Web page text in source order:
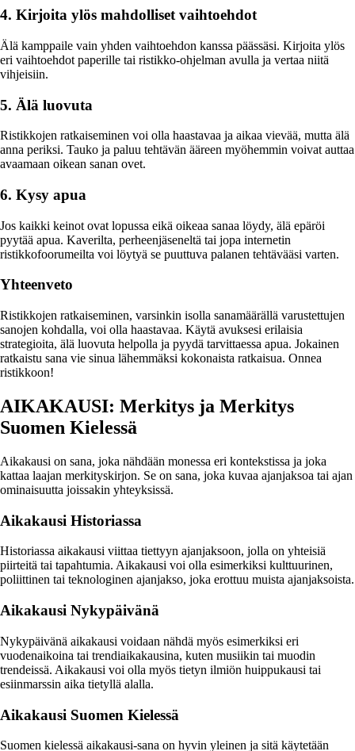
4. Kirjoita ylös mahdolliset vaihtoehdot
Älä kamppaile vain yhden vaihtoehdon kanssa päässäsi. Kirjoita ylös
eri vaihtoehdot paperille tai ristikko-ohjelman avulla ja vertaa niitä
vihjeisiin.
5. Älä luovuta
Ristikkojen ratkaiseminen voi olla haastavaa ja aikaa vievää, mutta älä
anna periksi. Tauko ja paluu tehtävän ääreen myöhemmin voivat auttaa
avaamaan oikean sanan ovet.
6. Kysy apua
Jos kaikki keinot ovat lopussa eikä oikeaa sanaa löydy, älä epäröi
pyytää apua. Kaverilta, perheenjäseneltä tai jopa internetin
ristikkofoorumeilta voi löytyä se puuttuva palanen tehtävääsi varten.
Yhteenveto
Ristikkojen ratkaiseminen, varsinkin isolla sanamäärällä varustettujen
sanojen kohdalla, voi olla haastavaa. Käytä avuksesi erilaisia
strategioita, älä luovuta helpolla ja pyydä tarvittaessa apua. Jokainen
ratkaistu sana vie sinua lähemmäksi kokonaista ratkaisua. Onnea
ristikkoon!
AIKAKAUSI: Merkitys ja Merkitys
Suomen Kielessä
Aikakausi on sana, joka nähdään monessa eri kontekstissa ja joka
kattaa laajan merkityskirjon. Se on sana, joka kuvaa ajanjaksoa tai ajan
ominaisuutta joissakin yhteyksissä.
Aikakausi Historiassa
Historiassa aikakausi viittaa tiettyyn ajanjaksoon, jolla on yhteisiä
piirteitä tai tapahtumia. Aikakausi voi olla esimerkiksi kulttuurinen,
poliittinen tai teknologinen ajanjakso, joka erottuu muista ajanjaksoista.
Aikakausi Nykypäivänä
Nykypäivänä aikakausi voidaan nähdä myös esimerkiksi eri
vuodenaikoina tai trendiaikakausina, kuten musiikin tai muodin
trendeissä. Aikakausi voi olla myös tietyn ilmiön huippukausi tai
esiinmarssin aika tietyllä alalla.
Aikakausi Suomen Kielessä
Suomen kielessä aikakausi-sana on hyvin yleinen ja sitä käytetään